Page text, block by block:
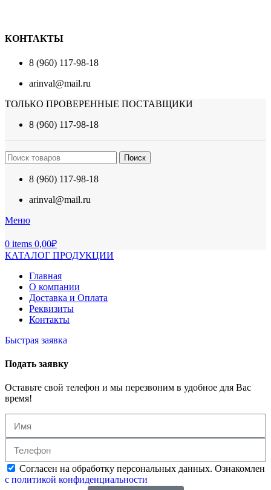
КОНТАКТЫ
8 (960) 117-98-18
arinval@mail.ru
ТОЛЬКО ПРОВЕРЕННЫЕ ПОСТАВЩИКИ
8 (960) 117-98-18
Поиск
8 (960) 117-98-18
arinval@mail.ru
Меню
0 items 0,00₽
КАТАЛОГ ПРОДУКЦИИ
Главная
О компании
Доставка и Оплата
Реквизиты
Контакты
Быстрая заявка
Подать заявку
Оставьте свой телефон и мы перезвоним в удобное для Вас
время!
Согласен на обработку персональных данных. Ознакомлен
с политикой конфиденциальности